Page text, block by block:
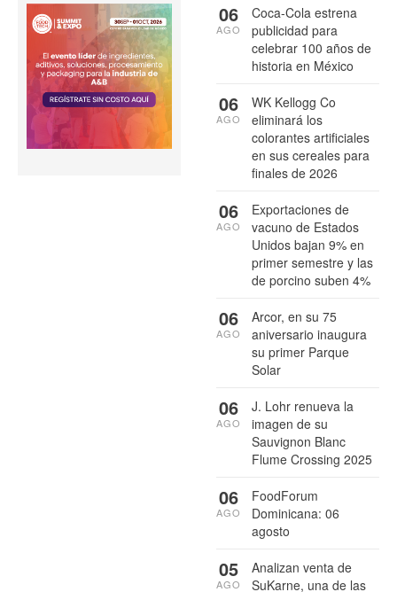
Coca-Cola estrena
publicidad para
celebrar 100 años de
historia en México
06
AGO
WK Kellogg Co
eliminará los
colorantes artificiales
en sus cereales para
finales de 2026
06
AGO
Exportaciones de
vacuno de Estados
Unidos bajan 9% en
primer semestre y las
de porcino suben 4%
06
AGO
Arcor, en su 75
aniversario inaugura
su primer Parque
Solar
06
AGO
J. Lohr renueva la
imagen de su
Sauvignon Blanc
Flume Crossing 2025
06
AGO
FoodForum
Dominicana: 06
agosto
06
AGO
Analizan venta de
SuKarne, una de las
05
AGO